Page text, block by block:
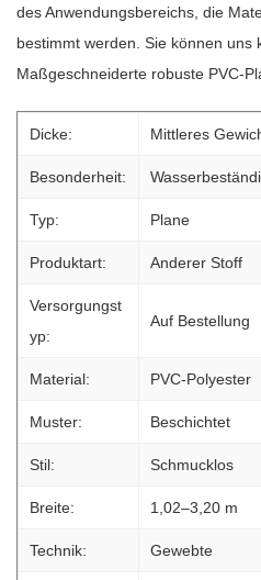
des Anwendungsbereichs, die
bestimmt werden. Sie können uns
Maßgeschneiderte robuste PVC-
Dicke: Mittleres
Besonderheit:
Typ: Plane
Produktart: Anderer Stoff
Versorgungst
yp:
Auf Bestellung
Material: PVC-Polyester
Muster: Beschichtet
Stil: Schmucklos
Breite: 1,02–3,20 m
Technik: Gewebte